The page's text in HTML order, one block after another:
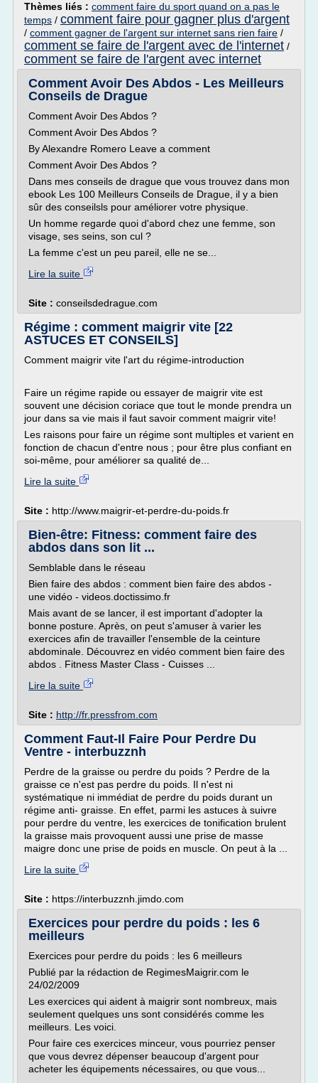
Thèmes liés : comment faire du sport quand on a pas le
temps / comment faire pour gagner plus d'argent
/ comment gagner de l'argent sur internet sans rien faire /
comment se faire de l'argent avec de l'internet /
comment se faire de l'argent avec internet
Comment Avoir Des Abdos - Les Meilleurs
Conseils de Drague
Comment Avoir Des Abdos ?
Comment Avoir Des Abdos ?
By Alexandre Romero Leave a comment
Comment Avoir Des Abdos ?
Dans mes conseils de drague que vous trouvez dans mon
ebook Les 100 Meilleurs Conseils de Drague, il y a bien
sûr des conseilsls pour améliorer votre physique.
Un homme regarde quoi d'abord chez une femme, son
visage, ses seins, son cul ?
La femme c'est un peu pareil, elle ne se...
Lire la suite
Site : conseilsdedrague.com
Régime : comment maigrir vite [22
ASTUCES ET CONSEILS]
Comment maigrir vite l'art du régime-introduction
Faire un régime rapide ou essayer de maigrir vite est
souvent une décision coriace que tout le monde prendra un
jour dans sa vie mais il faut savoir comment maigrir vite!
Les raisons pour faire un régime sont multiples et varient en
fonction de chacun d'entre nous ; pour être plus confiant en
soi-même, pour améliorer sa qualité de...
Lire la suite
Site : http://www.maigrir-et-perdre-du-poids.fr
Bien-être: Fitness: comment faire des
abdos dans son lit ...
Semblable dans le réseau
Bien faire des abdos : comment bien faire des abdos -
une vidéo - videos.doctissimo.fr
Mais avant de se lancer, il est important d'adopter la
bonne posture. Après, on peut s'amuser à varier les
exercices afin de travailler l'ensemble de la ceinture
abdominale. Découvrez en vidéo comment bien faire des
abdos . Fitness Master Class - Cuisses ...
Lire la suite
Site : http://fr.pressfrom.com
Comment Faut-Il Faire Pour Perdre Du
Ventre - interbuzznh
Perdre de la graisse ou perdre du poids ? Perdre de la
graisse ce n'est pas perdre du poids. Il n'est ni
systématique ni immédiat de perdre du poids durant un
régime anti- graisse. En effet, parmi les astuces à suivre
pour perdre du ventre, les exercices de tonification brulent
la graisse mais provoquent aussi une prise de masse
maigre donc une prise de poids en muscle. On peut à la ...
Lire la suite
Site : https://interbuzznh.jimdo.com
Exercices pour perdre du poids : les 6
meilleurs
Exercices pour perdre du poids : les 6 meilleurs
Publié par la rédaction de RegimesMaigrir.com le
24/02/2009
Les exercices qui aident à maigrir sont nombreux, mais
seulement quelques uns sont considérés comme les
meilleurs. Les voici.
Pour faire ces exercices minceur, vous pourriez penser
que vous devrez dépenser beaucoup d'argent pour
acheter les équipements nécessaires, ou que vous...